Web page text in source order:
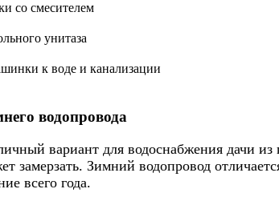
со смесителем
унитаза
к воде и канализации
водопровода
вариант для водоснабжения дачи
замерзать. Зимний водопровод
всего года.